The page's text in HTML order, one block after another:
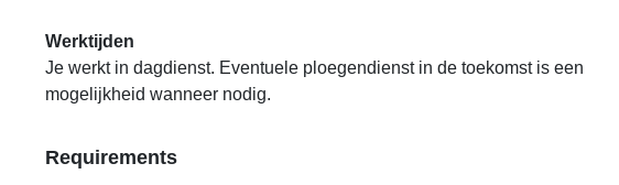
Werktijden
Je werkt in dagdienst. Eventuele ploegendienst in de toekomst is een
mogelijkheid wanneer nodig.
Requirements